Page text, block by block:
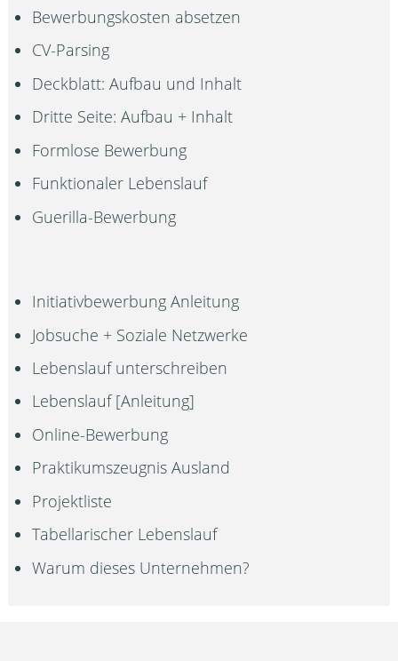
Bewerbungskosten absetzen
CV-Parsing
Deckblatt: Aufbau und Inhalt
Dritte Seite: Aufbau + Inhalt
Formlose Bewerbung
Funktionaler Lebenslauf
Guerilla-Bewerbung
Initiativbewerbung Anleitung
Jobsuche + Soziale Netzwerke
Lebenslauf unterschreiben
Lebenslauf [Anleitung]
Online-Bewerbung
Praktikumszeugnis Ausland
Projektliste
Tabellarischer Lebenslauf
Warum dieses Unternehmen?